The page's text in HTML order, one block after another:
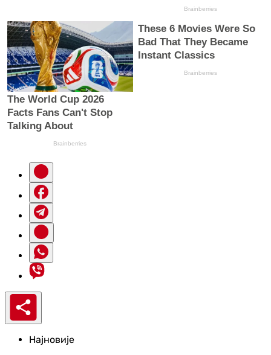
Најновије